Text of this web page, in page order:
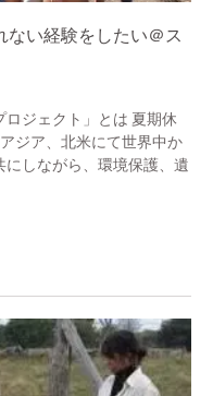
ない経験をしたい＠ス
ジェクト」とは 夏期休
ジア、北米にて世界中か
しながら、環境保護、遺